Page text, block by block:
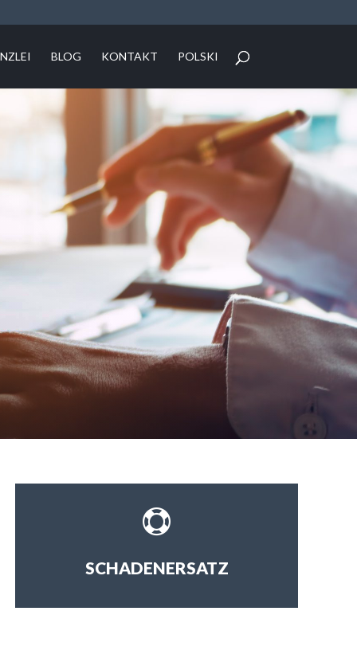
BLOG KONTAKT POLSKI

SCHADENERSATZ